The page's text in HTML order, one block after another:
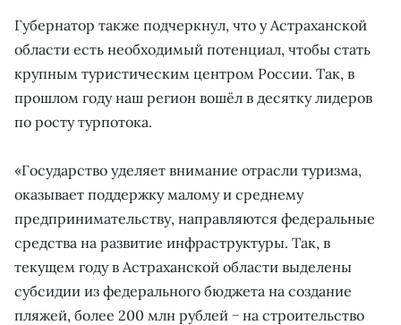
Губернатор также подчеркнул, что у Астраханской
области есть необходимый потенциал, чтобы стать
крупным туристическим центром России. Так, в
прошлом году наш регион вошёл в десятку лидеров
по росту турпотока.
«Государство уделяет внимание отрасли туризма,
оказывает поддержку малому и среднему
предпринимательству, направляются федеральные
средства на развитие инфраструктуры. Так, в
текущем году в Астраханской области выделены
субсидии из федерального бюджета на создание
пляжей, более 200 млн рублей − на строительство